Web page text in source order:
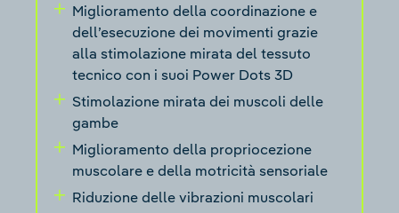
Miglioramento della coordinazione e
dell’esecuzione dei movimenti grazie
alla stimolazione mirata del tessuto
tecnico con i suoi Power Dots 3D
Stimolazione mirata dei muscoli delle
gambe
Miglioramento della propriocezione
muscolare e della motricità sensoriale
Riduzione delle vibrazioni muscolari